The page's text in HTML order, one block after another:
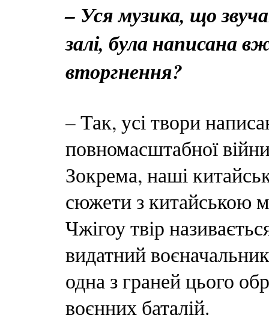
– Уся музика, що
залі, була написана
вторгнення?
– Так, усі твори
повномасштабної
Зокрема, наші
сюжети з китайською
Чжігоу твір
видатний
одна з граней цього
воєнних баталій.